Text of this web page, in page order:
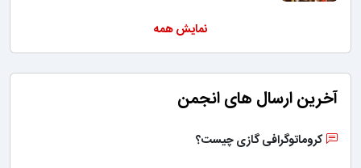
نمایش همه
آخرین ارسال های انجمن
کروماتوگرافی گازی چیست؟